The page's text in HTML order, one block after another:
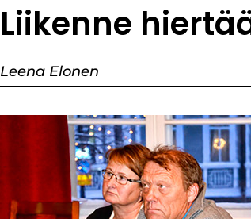
Liikenne
Leena Elonen